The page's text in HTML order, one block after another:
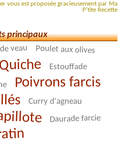
vous est proposée gracieusement par Ma
P'tite Recette
principaux
veau Poulet aux olives
Quiche Estouffade
Poivrons farcis
Curry d'agneau
Daurade farcie